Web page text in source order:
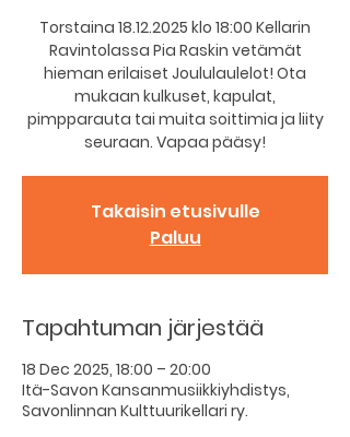
Torstaina 18.12.2025 klo 18:00 Kellarin
Ravintolassa Pia Raskin vetämät
hieman erilaiset Joululaulelot! Ota
mukaan kulkuset, kapulat,
pimpparauta tai muita soittimia ja liity
seuraan. Vapaa pääsy!
Takaisin etusivulle
Paluu
Tapahtuman järjestää
18 Dec 2025, 18:00 – 20:00
Itä-Savon Kansanmusiikkiyhdistys,
Savonlinnan Kulttuurikellari ry.